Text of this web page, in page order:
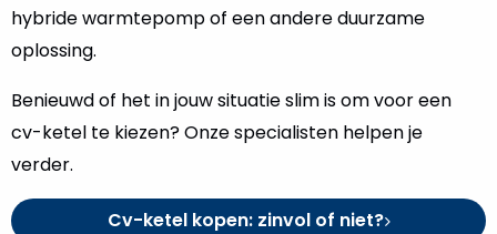
hybride warmtepomp of een andere duurzame
oplossing.
Benieuwd of het in jouw situatie slim is om voor een
cv-ketel te kiezen? Onze specialisten helpen je
verder.
Cv-ketel kopen: zinvol of niet?